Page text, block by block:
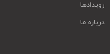
رویدادها
درباره ما